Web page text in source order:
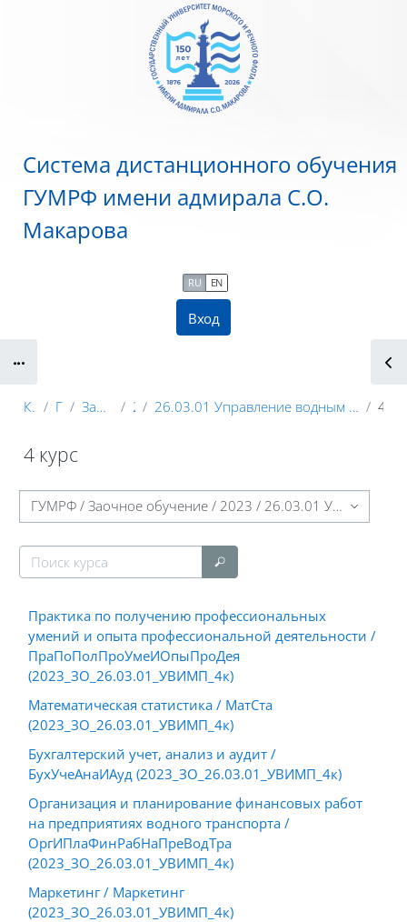
Перейти к основному содержанию
Система дистанционного обучения
ГУМРФ имени адмирала С.О.
Макарова
Вход
RU EN
Курсы ГУМРФ Заочное обучение 2023 26.03.01 Управление водным транспортом и гидрографическое обеспечение судоходства (УВИМП)
4 курс
Блоки
Категории курсов
Поиск курса
Поиск курса
Практика по получению профессиональных
умений и опыта профессиональной деятельности /
ПраПоПолПроУмеИОпыПроДея
(2023_ЗО_26.03.01_УВИМП_4к)
Математическая статистика / МатСта
(2023_ЗО_26.03.01_УВИМП_4к)
Бухгалтерский учет, анализ и аудит /
БухУчеАнаИАуд (2023_ЗО_26.03.01_УВИМП_4к)
Организация и планирование финансовых работ
на предприятиях водного транспорта /
ОргИПлаФинРабНаПреВодТра
(2023_ЗО_26.03.01_УВИМП_4к)
Маркетинг / Маркетинг
(2023_ЗО_26.03.01_УВИМП_4к)